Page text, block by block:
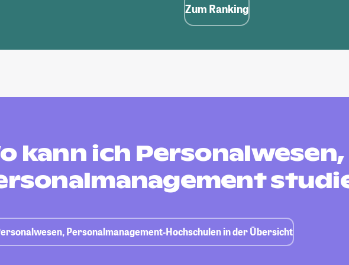
Zum Ranking
kann ich Personalwesen,
Personalmanagement-Hochschulen in der Übersicht